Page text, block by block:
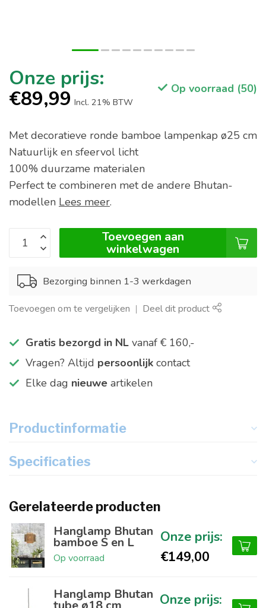
€89,99 Incl. 21% BTW
Op voorraad (50)
Met decoratieve ronde bamboe lampenkap ø25 cm
Natuurlijk en sfeervol licht
100% duurzame materialen
Perfect te combineren met de andere Bhutan-
modellen Lees meer.
Toevoegen aan
winkelwagen
Bezorging binnen 1-3 werkdagen
Toevoegen om te vergelijken Deel dit product
Gratis bezorgd in NL vanaf € 160,-
Vragen? Altijd persoonlijk contact
Elke dag nieuwe artikelen
Productinformatie
Specificaties
Gerelateerde producten
Hanglamp Bhutan
bamboe S en L
Op voorraad €149,00
Hanglamp Bhutan